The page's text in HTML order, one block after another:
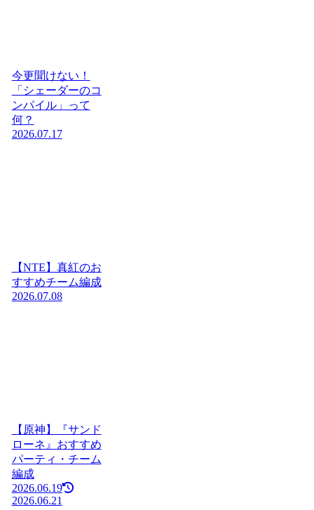
今更聞けない！
「シェーダーのコ
ンパイル」って
何？
2026.07.17
【NTE】真紅のお
すすめチーム編成
2026.07.08
【原神】『サンド
ローネ』おすすめ
パーティ・チーム
編成
2026.06.19
2026.06.21